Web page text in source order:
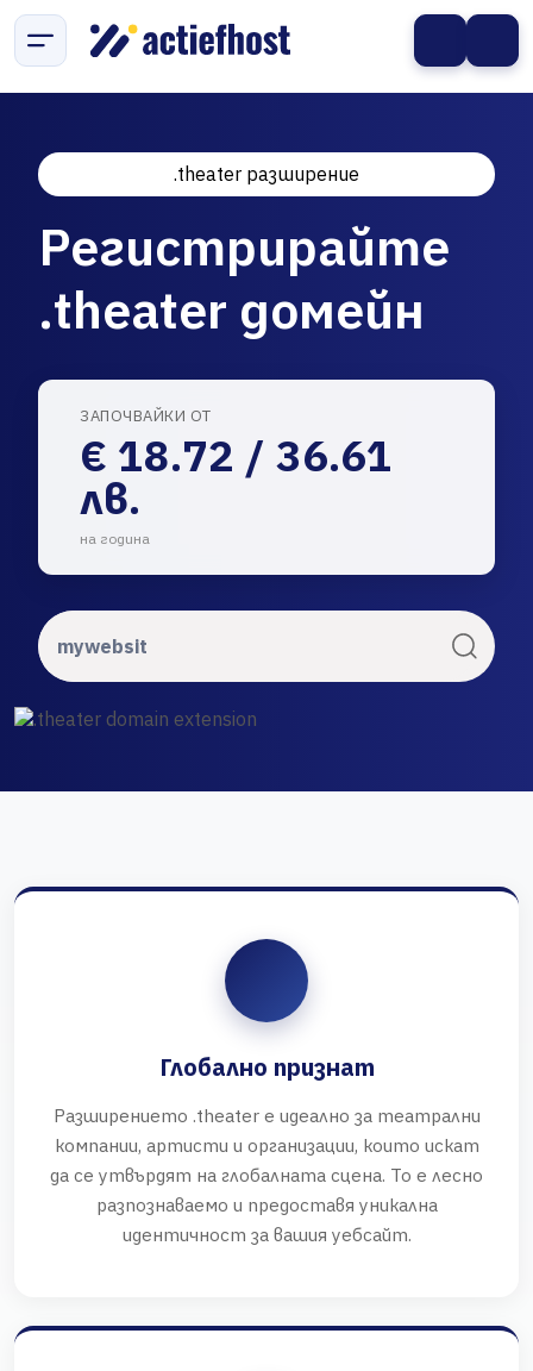
.theater разширение
Регистрирайте
.theater домейн
ЗАПОЧВАЙКИ ОТ
€ 18.72 / 36.61
лв.
на година
Глобално признат
Разширението .theater е идеално за театрални
компании, артисти и организации, които искат
да се утвърдят на глобалната сцена. То е лесно
разпознаваемо и предоставя уникална
идентичност за вашия уебсайт.